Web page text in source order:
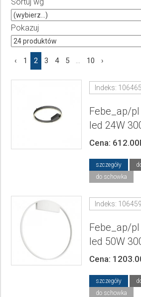
Producent
Wybierz producenta
Cena
Pokazuj
‹ 1 2 3 4 5 ... 10 ›
Indeks: 106465
Febe_ap/
led 24W
Cena:
szczegóły
do schowka
Indeks: 106459
Febe_ap/
led 50W
Cena:
szczegóły
do schowka